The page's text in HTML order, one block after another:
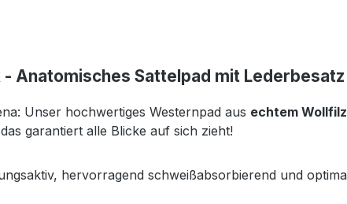
Anatomisches Sattelpad mit
Unser hochwertiges Westernpad aus echtem
garantiert alle Blicke auf sich zieht!
hervorragend schweißabsorbierend und